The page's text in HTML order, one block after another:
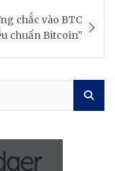
chắc vào BTC
chuẩn Bitcoin”